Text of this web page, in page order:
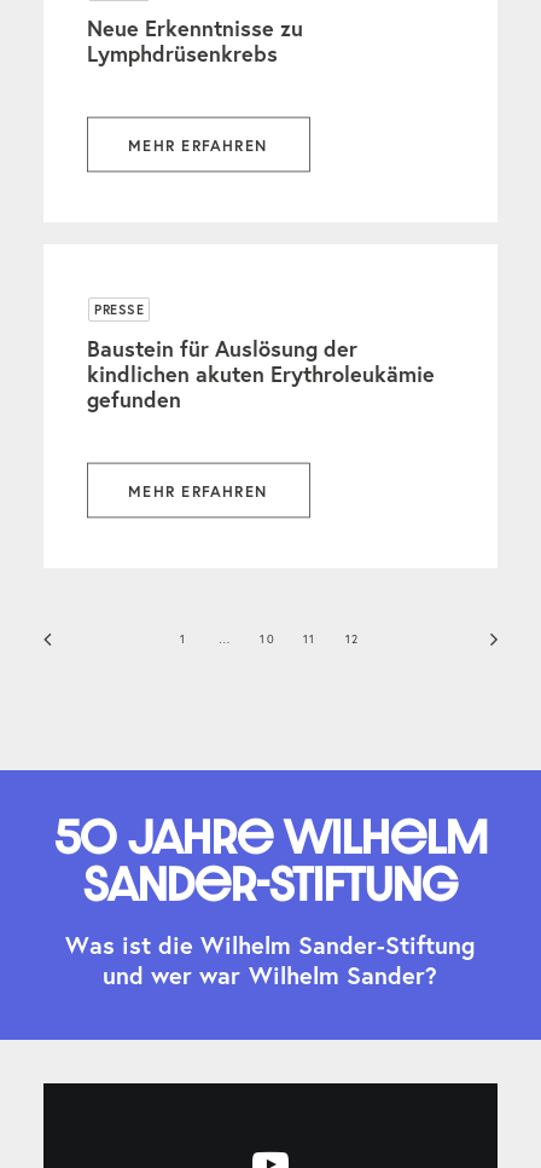
Neue Erkenntnisse zu
Lymphdrüsenkrebs
MEHR ERFAHREN
PRESSE
Baustein für Auslösung der
kindlichen akuten Erythroleukämie
gefunden
MEHR ERFAHREN
1 10 11 12
50 Jahre Wilhelm
Sander-Stiftung
Was ist die Wilhelm Sander-Stiftung
und wer war Wilhelm Sander?